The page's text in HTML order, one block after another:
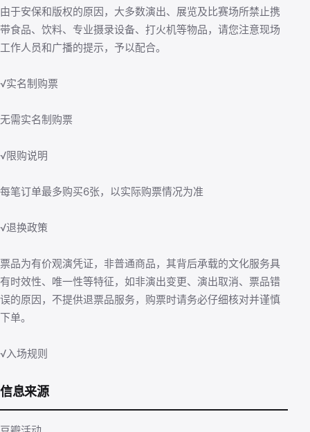
由于安保和版权的原因，大多数演出、展览及比赛场所禁止携
带食品、饮料、专业摄录设备、打火机等物品，请您注意现场
工作人员和广播的提示，予以配合。
√实名制购票
无需实名制购票
√限购说明
每笔订单最多购买6张，以实际购票情况为准
√退换政策
票品为有价观演凭证，非普通商品，其背后承载的文化服务具
有时效性、唯一性等特征，如非演出变更、演出取消、票品错
误的原因，不提供退票品服务，购票时请务必仔细核对并谨慎
下单。
√入场规则
信息来源